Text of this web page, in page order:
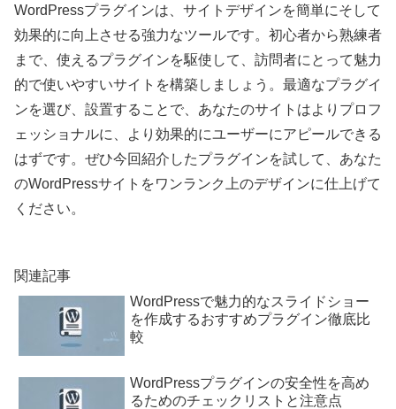
WordPressプラグインは、サイトデザインを簡単にそして
効果的に向上させる強力なツールです。初心者から熟練者
まで、使えるプラグインを駆使して、訪問者にとって魅力
的で使いやすいサイトを構築しましょう。最適なプラグイ
ンを選び、設置することで、あなたのサイトはよりプロフ
ェッショナルに、より効果的にユーザーにアピールできる
はずです。ぜひ今回紹介したプラグインを試して、あなた
のWordPressサイトをワンランク上のデザインに仕上げて
ください。
関連記事
WordPressで魅力的なスライドショー
を作成するおすすめプラグイン徹底比
較
WordPressプラグインの安全性を高め
るためのチェックリストと注意点